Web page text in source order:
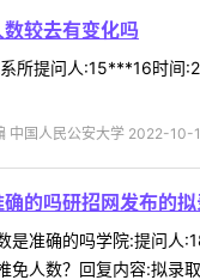
较去有变化吗
所提问人:15***16时间
中国人民公安大学 2022-10-
的吗研招网发布的
是准确的吗学院:提问
免人数？回复内容:拟录